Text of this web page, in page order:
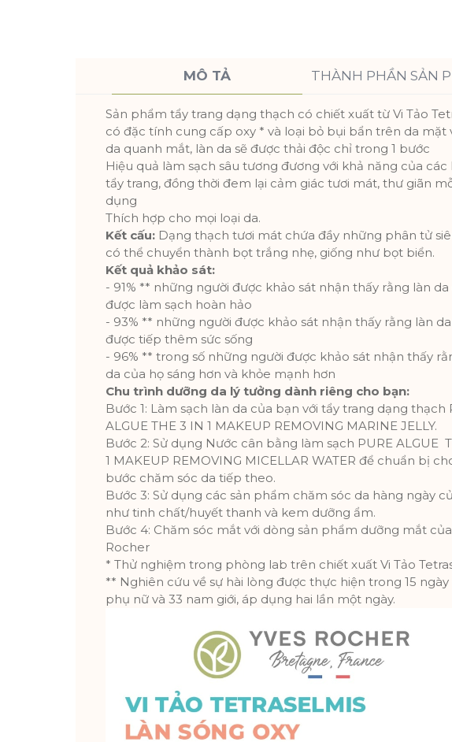
MÔ TẢ THÀNH PHẦN SẢN
Sản phẩm tẩy trang dạng thạch có chiết xuất từ Vi Tảo
có đặc tính cung cấp oxy * và loại bỏ bụi bẩn trên da mặt
da quanh mắt, làn da sẽ được thải độc chỉ trong 1 bước
Hiệu quả làm sạch sâu tương đương với khả năng của các
tẩy trang, đồng thời đem lại cảm giác tươi mát, thư giãn
dụng
Thích hợp cho mọi loại da.
Kết cấu: Dạng thạch tươi mát chứa đầy những phân tử
có thể chuyển thành bọt trắng nhẹ, giống như bọt biển.
Kết quả khảo sát:
- 91% ** những người được khảo sát nhận thấy rằng làn
được làm sạch hoàn hảo
- 93% ** những người được khảo sát nhận thấy rằng làn
được tiếp thêm sức sống
- 96% ** trong số những người được khảo sát nhận thấy
da của họ sáng hơn và khỏe mạnh hơn
Chu trình dưỡng da lý tưởng dành riêng cho bạn:
Bước 1: Làm sạch làn da của bạn với tẩy trang dạng thạch
ALGUE THE 3 IN 1 MAKEUP REMOVING MARINE JELLY.
Bước 2: Sử dụng Nước cân bằng làm sạch PURE ALGUE
1 MAKEUP REMOVING MICELLAR WATER để chuẩn bị
bước chăm sóc da tiếp theo.
Bước 3: Sử dụng các sản phẩm chăm sóc da hàng ngày
như tinh chất/huyết thanh và kem dưỡng ẩm.
Bước 4: Chăm sóc mắt với dòng sản phẩm dưỡng mắt của
Rocher
* Thử nghiệm trong phòng lab trên chiết xuất Vi Tảo
** Nghiên cứu về sự hài lòng được thực hiện trong 15
phụ nữ và 33 nam giới, áp dụng hai lần một ngày.